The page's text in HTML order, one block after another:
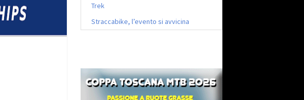
Trek
Straccabike, l’evento si avvicina